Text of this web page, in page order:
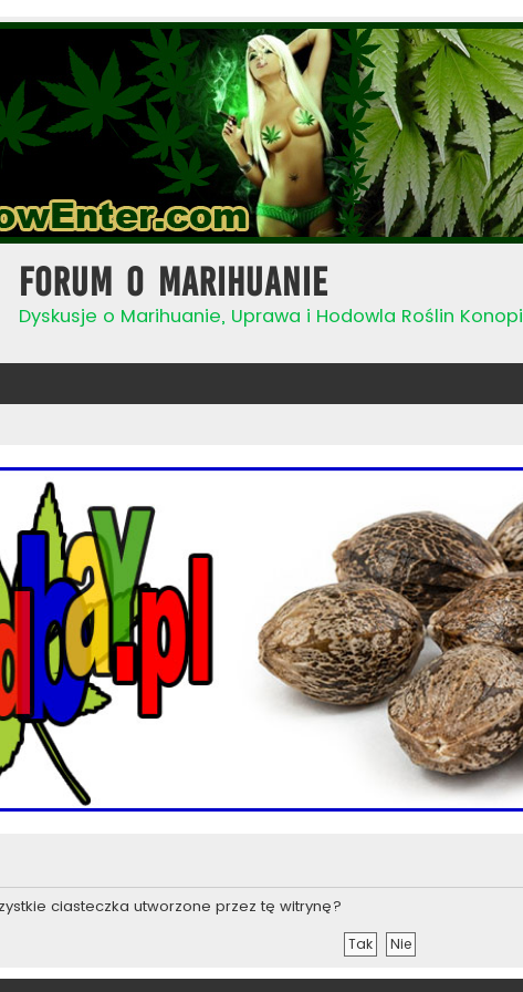
Forum o Marihuanie
Dyskusje o Marihuanie, Uprawa i Hodowla Roślin Konopi
ciasteczka utworzone przez tę witrynę?